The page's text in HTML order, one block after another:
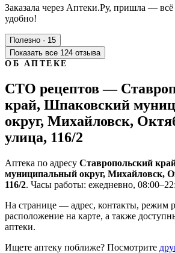
Заказала через Аптеки.Ру, пришла —
удобно!
Полезно · 15
Показать все 124 отзыва
ОБ АПТЕКЕ
СТО рецептов —
край, Шпаковский
округ, Михайловск,
улица, 116/2
Аптека по адресу Ставропольский
муниципальный округ, Михайловск,
116/2. Часы работы: ежедневно,
На странице — адрес, контакты, режим
расположение на карте, а также
аптеки.
Ищете аптеку поближе? Посмотрите